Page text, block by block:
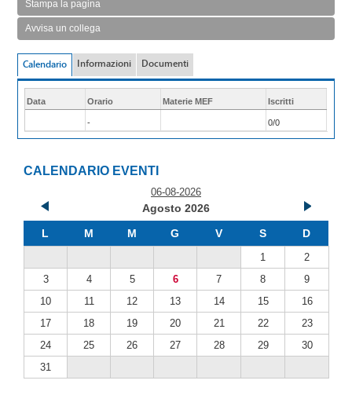
Stampa la pagina
Avvisa un collega
Calendario Informazioni Documenti
Data Orario Materie MEF Iscritti
- 0/0
CALENDARIO EVENTI
06-08-2026
Agosto 2026
L
M M G V S D
1
2
3
4 5 6 7 8
9
10
11 12 13 14 15
16
17
18 19 20 21 22
23
24
25 26 27 28 29
30
31